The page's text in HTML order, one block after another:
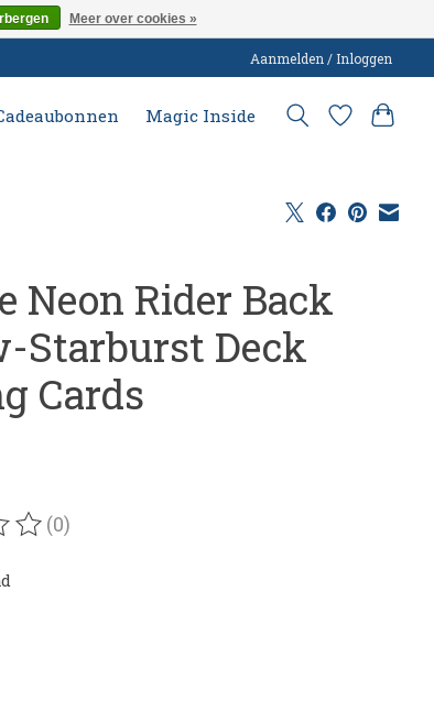
Aanmelden / Inloggen
Magic Inside
Neon Rider Back
Starburst Deck
Cards
van dit product is
(0)
Meer over cookies »